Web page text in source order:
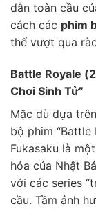
dẫn toàn cầu
cách các phim
thể vượt qua
Battle Royale
Chơi Sinh Tử”
Mặc dù dựa
bộ phim “Battle
Fukasaku là
hóa của Nhật
với các series
cầu. Tầm ảnh